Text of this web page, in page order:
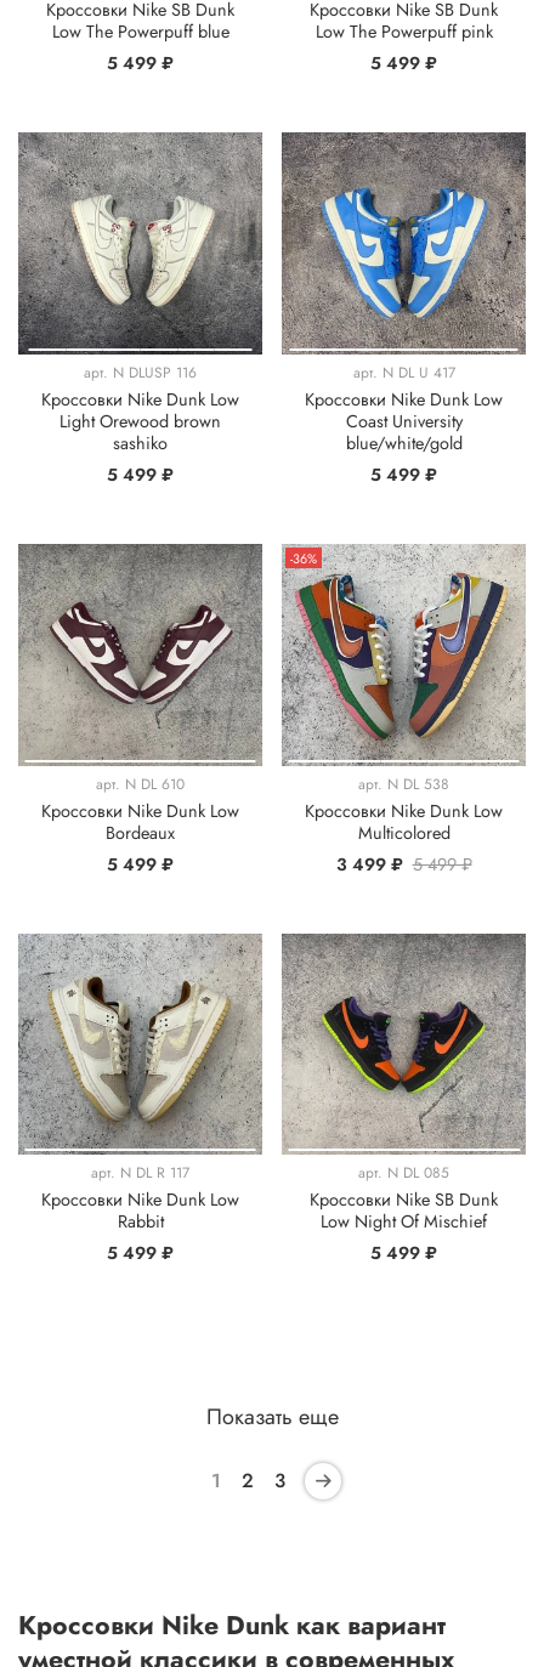
Кроссовки Nike SB Dunk
Low The Powerpuff blue
5 499 ₽
Кроссовки Nike SB Dunk
Low The Powerpuff pink
5 499 ₽
арт. N DLUSP 116
Кроссовки Nike Dunk Low
Light Orewood brown
sashiko
5 499 ₽
арт. N DL U 417
Кроссовки Nike Dunk Low
Coast University
blue/white/gold
5 499 ₽
арт. N DL 610
Кроссовки Nike Dunk Low
Bordeaux
5 499 ₽
-36%
арт. N DL 538
Кроссовки Nike Dunk Low
Multicolored
3 499 ₽ 5 499 ₽
арт. N DL R 117
Кроссовки Nike Dunk Low
Rabbit
5 499 ₽
арт. N DL 085
Кроссовки Nike SB Dunk
Low Night Of Mischief
5 499 ₽
Показать еще
1 2 3
Кроссовки Nike Dunk как вариант